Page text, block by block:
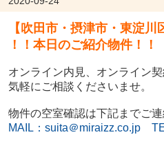
【吹田市・摂津市・東淀
！！本日のご紹介物件！！
オンライン内見、オンライン
気軽にご相談くださいませ。
物件の空室確認は下記までご連
MAIL：suita＠miraizz.co.jp